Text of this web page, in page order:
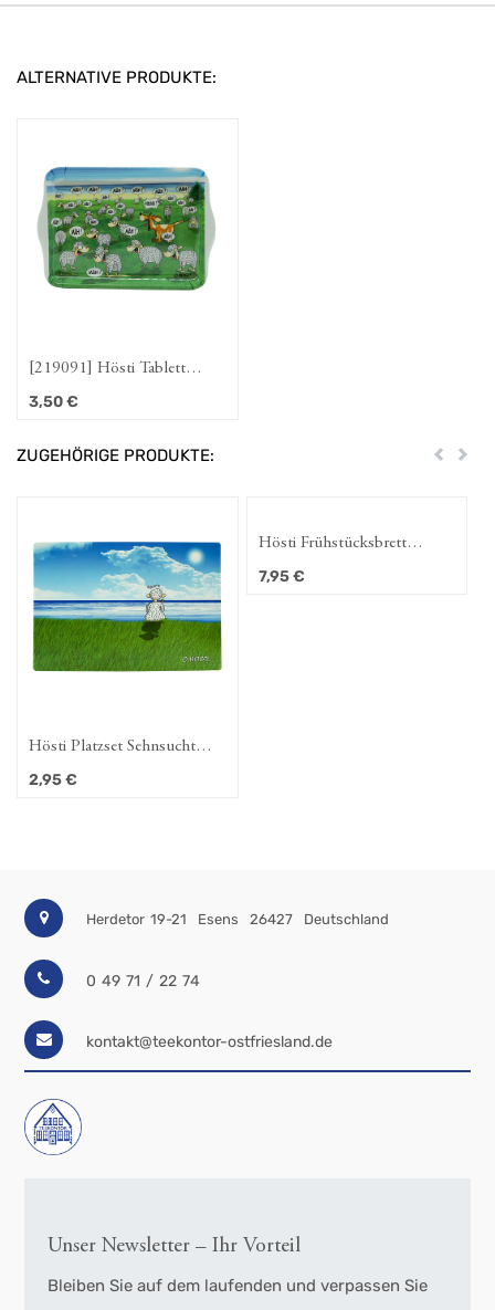
ALTERNATIVE PRODUKTE:
[219091] Hösti Tablett
Fresse
3,50€
ZUGEHÖRIGE PRODUKTE: Zurück
Hösti Platzset Sehnsucht
ca.44x30cm
2,95€
Hösti Frühstücksbrett
Sehnsucht
7,95€
Herdetor 19-21 Esens 26427 Deutschland
0 49 71 / 22 74
kontakt@teekontor-ostfriesland.de
Unser Newsletter – Ihr Vorteil
Bleiben Sie auf dem laufenden und verpassen Sie